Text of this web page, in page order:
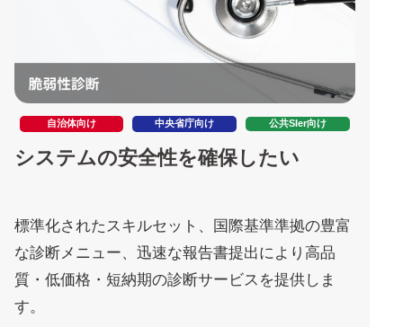
自治体向け 中央省庁向け 公共SIer向け
システムの安全性を確保したい
標準化されたスキルセット、国際基準準拠の豊富
な診断メニュー、迅速な報告書提出により高品
質・低価格・短納期の診断サービスを提供しま
す。